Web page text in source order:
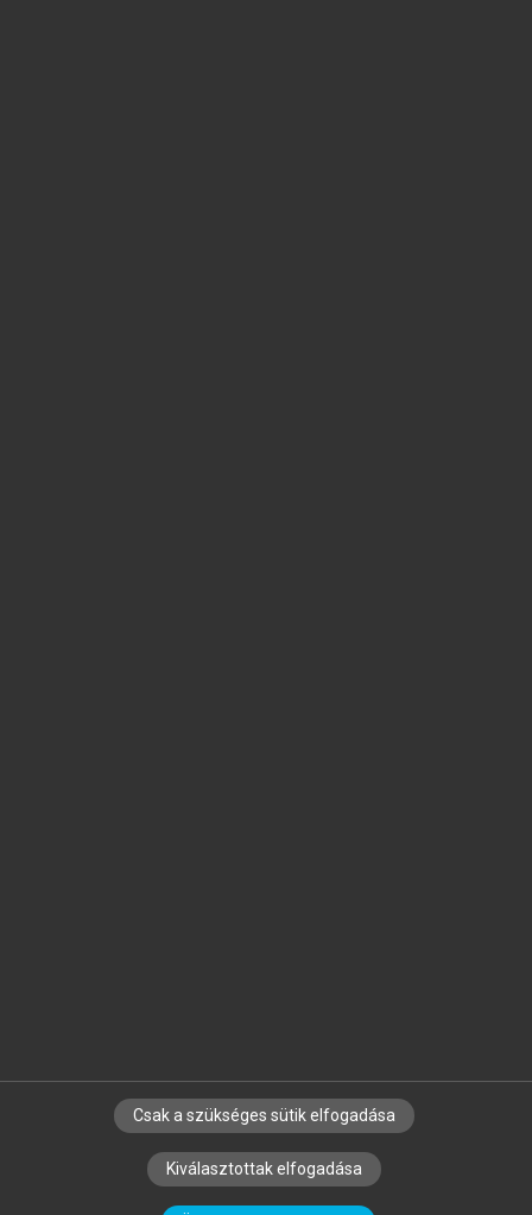
SZERZŐKNEK CÉGEKNEK KÖNYVTÁROSOKNAK
SZERKESZTÉSI ÉS LEKTORÁLÁSI ALAPELVEK
Csak a szükséges sütik elfogadása
Kiválasztottak elfogadása